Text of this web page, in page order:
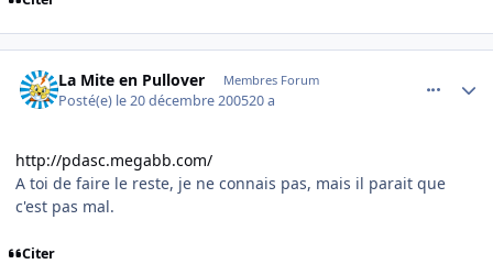
La Mite en Pullover Membres Forum
Posté(e) le 20 décembre 200520 a
http://pdasc.megabb.com/
A toi de faire le reste, je ne connais pas, mais il parait que
c'est pas mal.
Citer